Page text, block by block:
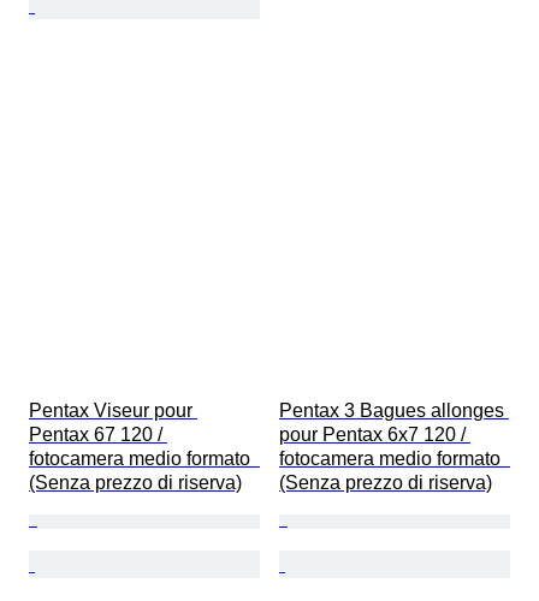
Pentax Viseur pour
Pentax 67 120 /
fotocamera medio formato
(Senza prezzo di riserva)
Pentax 3 Bagues allonges
pour Pentax 6x7 120 /
fotocamera medio formato
(Senza prezzo di riserva)